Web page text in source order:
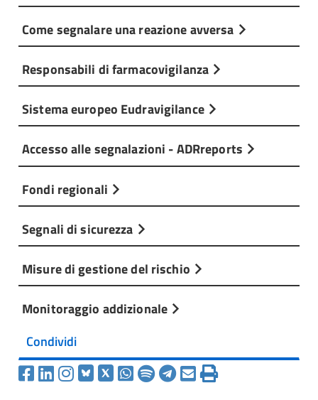
Come segnalare una reazione avversa
Responsabili di farmacovigilanza
Sistema europeo Eudravigilance
Accesso alle segnalazioni - ADRreports
Fondi regionali
Segnali di sicurezza
Misure di gestione del rischio
Monitoraggio addizionale
Condividi